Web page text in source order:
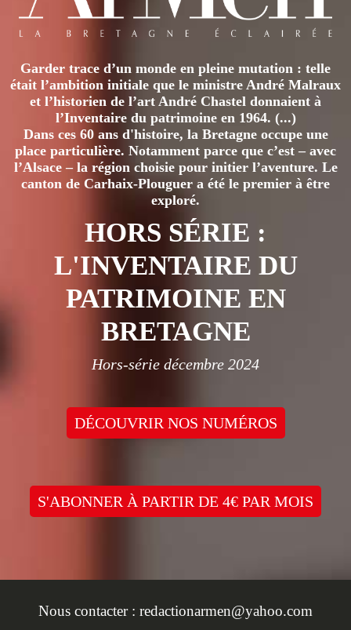
Garder trace d’un monde en pleine mutation : telle
était l’ambition initiale que le ministre André Malraux
et l’historien de l’art André Chastel donnaient à
l’Inventaire du patrimoine en 1964. (...)
Dans ces 60 ans d'histoire, la Bretagne occupe une
place particulière. Notamment parce que c’est – avec
l’Alsace – la région choisie pour initier l’aventure. Le
canton de Carhaix-Plouguer a été le premier à être
exploré.
HORS SÉRIE :
L'INVENTAIRE DU
PATRIMOINE EN
BRETAGNE
Hors-série décembre 2024
DÉCOUVRIR NOS NUMÉROS
S'ABONNER À PARTIR DE 4€ PAR MOIS
Nous contacter : redactionarmen@yahoo.com